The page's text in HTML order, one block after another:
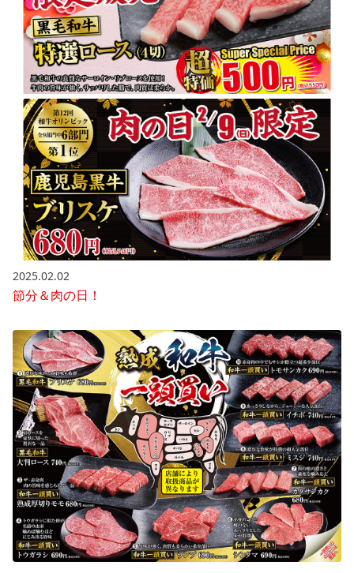
2025.02.02
節分＆肉の日！